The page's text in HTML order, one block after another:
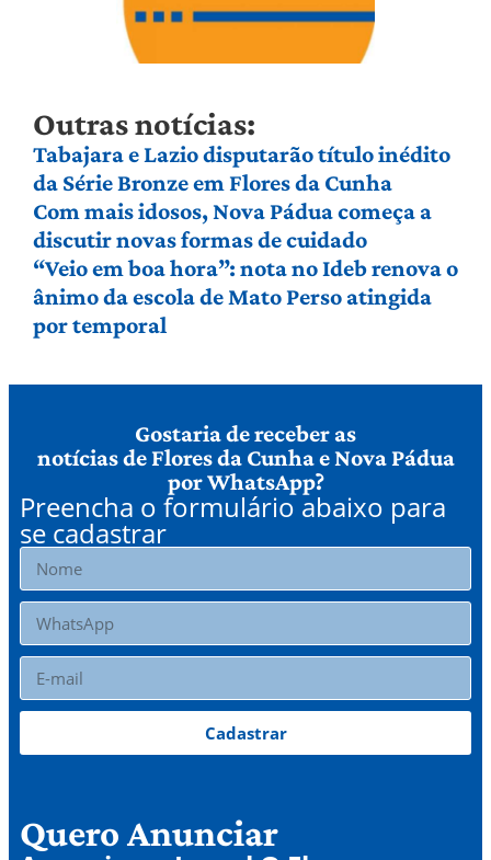
Outras notícias:
Tabajara e Lazio disputarão título inédito
da Série Bronze em Flores da Cunha
Com mais idosos, Nova Pádua começa a
discutir novas formas de cuidado
“Veio em boa hora”: nota no Ideb renova o
ânimo da escola de Mato Perso atingida
por temporal
Gostaria de receber as
notícias de Flores da Cunha e Nova Pádua
por WhatsApp?
Preencha o formulário abaixo para
se cadastrar
Cadastrar
Quero Anunciar